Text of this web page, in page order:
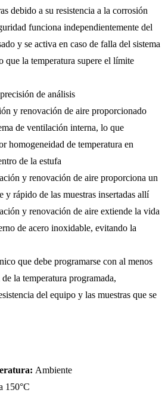
debido a su resistencia a la corrosión
funciona independientemente del
y se activa en caso de falla del sistema
que la temperatura supere el límite
de análisis
y renovación de aire proporcionado
de ventilación interna, lo que
homogeneidad de temperatura en
de la estufa
y renovación de aire proporciona un
y rápido de las muestras insertadas allí
y renovación de aire extiende la vida
de acero inoxidable, evitando la
que debe programarse con al menos
la temperatura programada,
del equipo y las muestras que se
Ambiente
150°C